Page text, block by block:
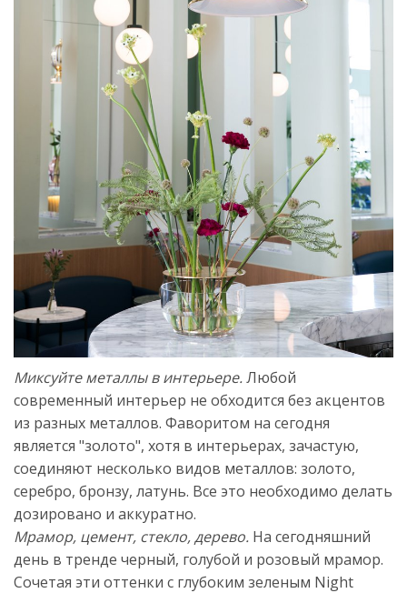
Миксуйте металлы в интерьере.Любой
современный интерьер не обходится без акцентов
из разных металлов. Фаворитом на сегодня
является "золото", хотя в интерьерах, зачастую,
соединяют несколько видов металлов: золото,
серебро, бронзу, латунь. Все это необходимо делать
дозировано и аккуратно.
Мрамор, цемент, стекло, дерево. На сегодняшний
день в тренде черный, голубой и розовый мрамор.
Сочетая эти оттенки с глубоким зеленым Night